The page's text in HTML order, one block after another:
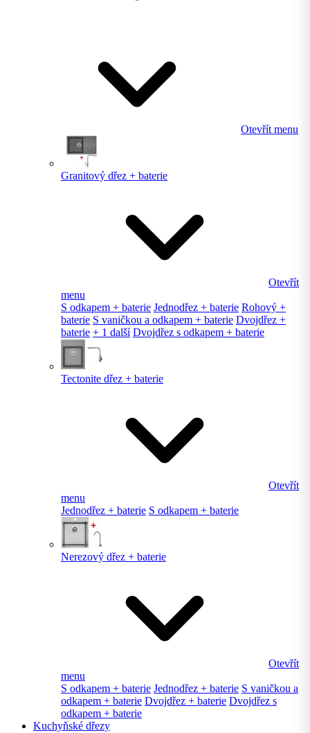
Otevřít menu
Granitový dřez + baterie
Otevřít
menu
S odkapem + baterie Jednodřez + baterie Rohový +
baterie S vaničkou a odkapem + baterie Dvojdřez +
baterie + 1 další Dvojdřez s odkapem + baterie
Tectonite dřez + baterie
Otevřít
menu
Jednodřez + baterie S odkapem + baterie
Nerezový dřez + baterie
Otevřít
menu
S odkapem + baterie Jednodřez + baterie S vaničkou a
odkapem + baterie Dvojdřez + baterie Dvojdřez s
odkapem + baterie
Kuchyňské dřezy